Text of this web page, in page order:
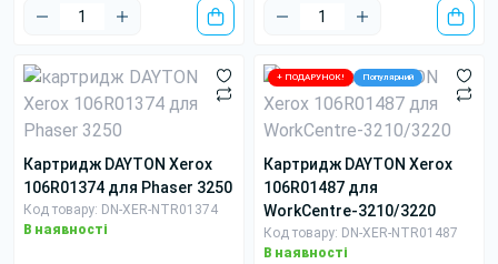
картридж DAYTON Xerox
106R01374 для Phaser 3250
Код товару: DN-XER-NTR01374
В наявності
+ ПОДАРУНОК! Популярний
картридж DAYTON Xerox
106R01487 для
WorkCentre-3210/3220
Код товару: DN-XER-NTR01487
В наявності